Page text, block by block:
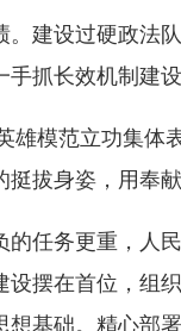
设过硬政法队
手抓长效机制建
模范立功集体表
挺拔身姿，用奉
务更重，人民
摆在首位，组
基础。精心部